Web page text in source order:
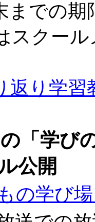
での期
クール
返り学習
「学び
公開
の学び